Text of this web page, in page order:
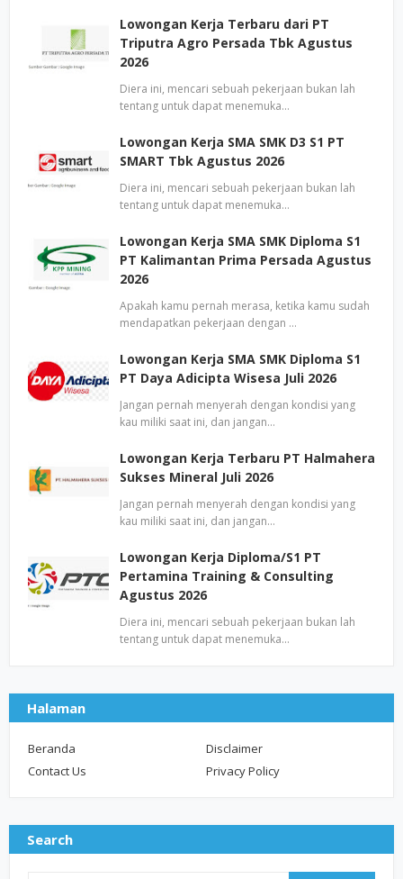
Lowongan Kerja Terbaru dari PT
Triputra Agro Persada Tbk Agustus
2026
Diera ini, mencari sebuah pekerjaan bukan lah
tentang untuk dapat menemuka…
Lowongan Kerja SMA SMK D3 S1 PT
SMART Tbk Agustus 2026
Diera ini, mencari sebuah pekerjaan bukan lah
tentang untuk dapat menemuka…
Lowongan Kerja SMA SMK Diploma S1
PT Kalimantan Prima Persada Agustus
2026
Apakah kamu pernah merasa, ketika kamu sudah
mendapatkan pekerjaan dengan …
Lowongan Kerja SMA SMK Diploma S1
PT Daya Adicipta Wisesa Juli 2026
Jangan pernah menyerah dengan kondisi yang
kau miliki saat ini, dan jangan…
Lowongan Kerja Terbaru PT Halmahera
Sukses Mineral Juli 2026
Jangan pernah menyerah dengan kondisi yang
kau miliki saat ini, dan jangan…
Lowongan Kerja Diploma/S1 PT
Pertamina Training & Consulting
Agustus 2026
Diera ini, mencari sebuah pekerjaan bukan lah
tentang untuk dapat menemuka…
Halaman
Beranda
Disclaimer
Contact Us
Privacy Policy
Search